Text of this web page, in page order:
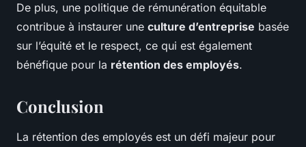
De plus, une politique de rémunération équitable
contribue à instaurer une culture d’entreprise basée
sur l’équité et le respect, ce qui est également
bénéfique pour la rétention des employés.
Conclusion
La rétention des employés est un défi majeur pour